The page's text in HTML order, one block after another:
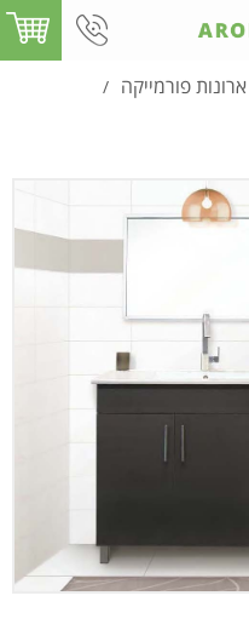
ארונות פורמייקה /